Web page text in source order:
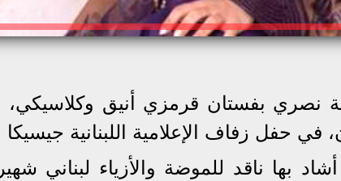
نصري بفستان قرمزي أنيق
في حفل زفاف الإعلامية اللبنانية جيسيكا
بها ناقد للموضة والأزياء لبناني